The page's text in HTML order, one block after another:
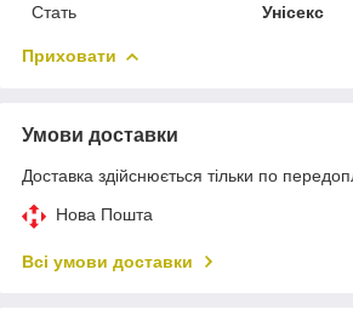
Стать
Унісекс
Приховати
Умови доставки
Доставка здійснюється тільки по
Нова Пошта
Всі умови доставки